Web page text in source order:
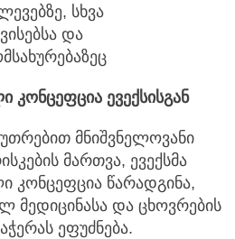
სხვა
და
კონცეფცია ევექსისგან
მნიშვნელოვანი
მართვა, ევექსმა
კონცეფცია წარადგინა,
მედიცინასა და ცხოვრების
ეფუძნება.